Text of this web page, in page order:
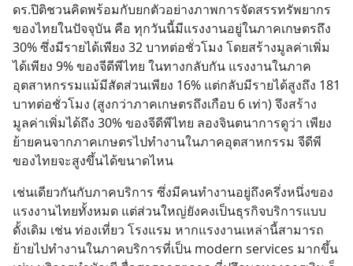
ดร.ปิติชวนคิดพร้อมกับยกตัวอย่างภาพการจัดสรรทรัพยากร
ของไทยในปัจจุบัน คือ ทุกวันนี้มีแรงงานอยู่ในภาคเกษตรถึง
30% ซึ่งมีรายได้เพียง 32 บาทต่อชั่วโมง โดยสร้างมูลค่าเพิ่ม
ได้เพียง 9% ของจีดีพีไทย ในทางกลับกัน แรงงานในภาค
อุตสาหกรรมแม้มีสัดส่วนเพียง 16% แต่กลับมีรายได้สูงถึง 181
บาทต่อชั่วโมง (สูงกว่าภาคเกษตรถึงเกือบ 6 เท่า) จึงสร้าง
มูลค่าเพิ่มได้ถึง 30% ของจีดีพีไทย ลองจินตนาการดูว่า เพียง
ย้ายคนจากภาคเกษตรไปทำงานในภาคอุตสาหกรรม จีดีพี
ของไทยจะสูงขึ้นได้ขนาดไหน
เช่นเดียวกันกับภาคบริการ ซึ่งมีคนทำงานอยู่ถึงครึ่งหนึ่งของ
แรงงานไทยทั้งหมด แต่ส่วนใหญ่ยังคงเป็นธุรกิจบริการแบบ
ดั้งเดิม เช่น ท่องเที่ยว โรงแรม หากแรงงานเหล่านี้สามารถ
ย้ายไปทำงานในภาคบริการที่เป็น modern services มากขึ้น